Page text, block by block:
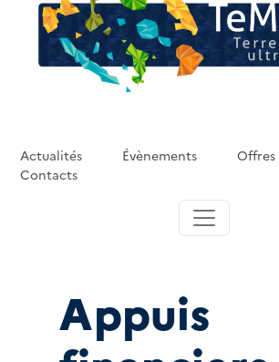
Actualités Évènements
Contacts
Appuis